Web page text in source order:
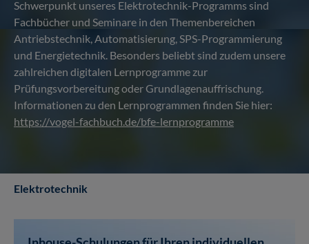
Schwerpunkt unseres Elektrotechnik-Programms sind
Fachbücher und Seminare in den Themenbereichen
Antriebstechnik, Automatisierung, SPS-Programmierung
und Energietechnik. Besonders beliebt sind zudem unsere
zahlreichen digitalen Lernprogramme zur
Prüfungsvorbereitung oder Grundlagenauffrischung.
Informationen zu den Lernprogrammen finden Sie hier:
https://vogel-fachbuch.de/bfe-lernprogramme
Elektrotechnik